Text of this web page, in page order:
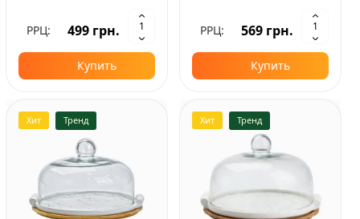
РРЦ: 499 грн.
Купить
РРЦ: 569 грн.
Купить
Хит Тренд Хит Тренд